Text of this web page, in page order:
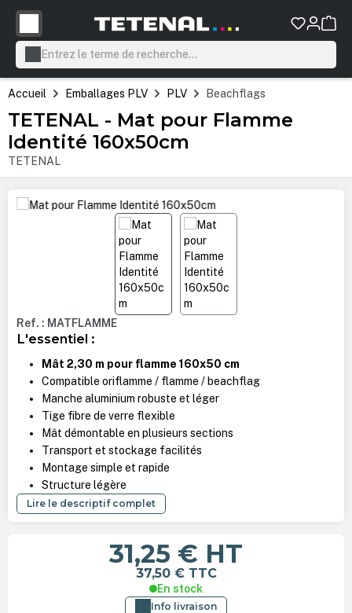
principal
Accueil Emballages PLV PLV Beachflags
TETENAL - Mat pour Flamme
Identité 160x50cm
TETENAL
Ignorer la galerie d'images
Ref. : MATFLAMME
L'essentiel :
Mât 2,30 m pour flamme 160x50 cm
Compatible oriflamme / flamme / beachflag
Manche aluminium robuste et léger
Tige fibre de verre flexible
Mât démontable en plusieurs sections
Transport et stockage facilités
Montage simple et rapide
Structure légère
Lire le descriptif complet
31,25 € HT
37,50 € TTC
En stock
Info livraison